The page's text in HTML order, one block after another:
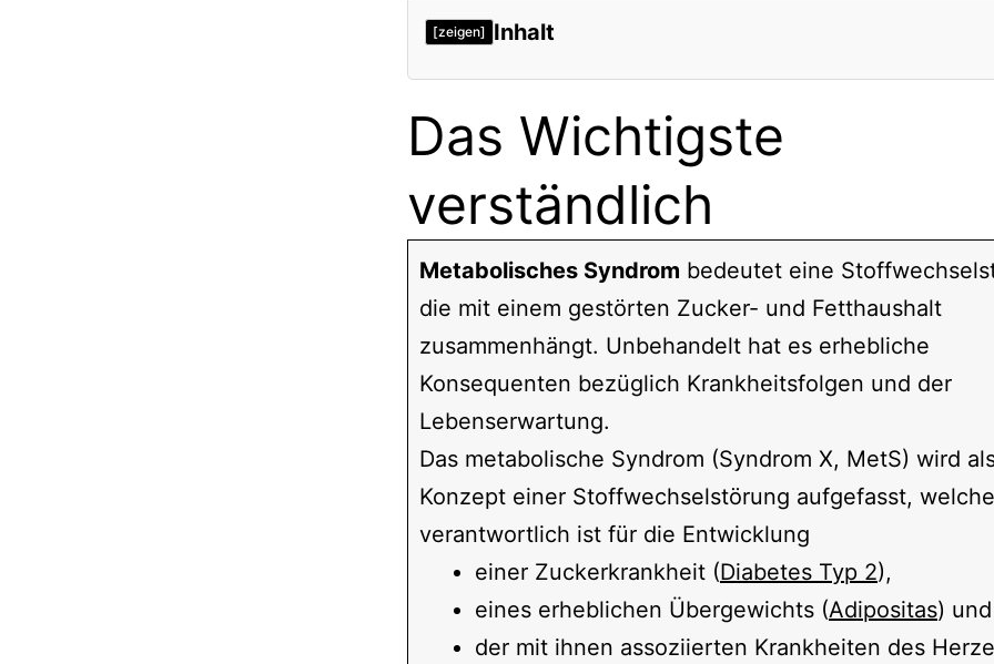
[zeigen] Inhalt
Das Wichtigste
verständlich
Metabolisches Syndrom bedeutet eine
die mit einem gestörten Zucker- und Fetthaushalt
zusammenhängt. Unbehandelt hat es erhebliche
Konsequenten bezüglich Krankheitsfolgen und der
Lebenserwartung.
Das metabolische Syndrom (Syndrom X, MetS) wird
Konzept einer Stoffwechselstörung aufgefasst, welche
verantwortlich ist für die Entwicklung
einer Zuckerkrankheit (Diabetes Typ 2),
eines erheblichen Übergewichts (Adipositas) und
der mit ihnen assoziierten Krankheiten des